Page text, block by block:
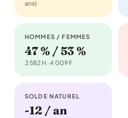
ans)
HOMMES / FEMMES
47 % / 53 %
3 582 H · 4 009 F
SOLDE NATUREL
-12 / an